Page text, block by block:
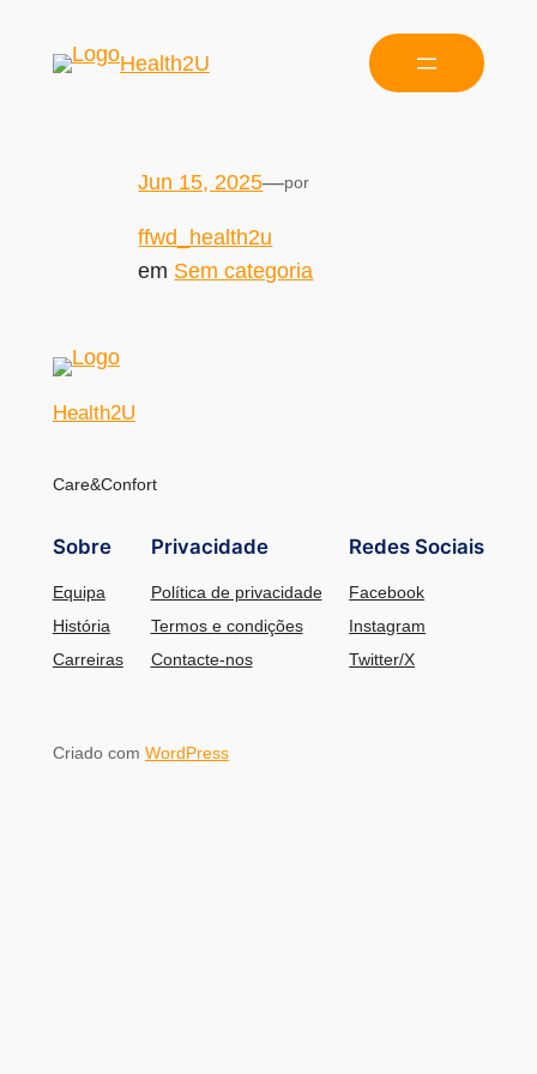
Health2U
Jun 15, 2025—por
ffwd_health2u
em Sem categoria
Health2U
Care&Confort
Sobre
Equipa
História
Carreiras
Privacidade
Política de privacidade
Termos e condições
Contacte-nos
Redes Sociais
Facebook
Instagram
Twitter/X
Criado com WordPress